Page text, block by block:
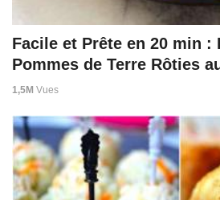
Facile et Prête en 20 min :
Pommes de Terre Rôties
1,5M Vues